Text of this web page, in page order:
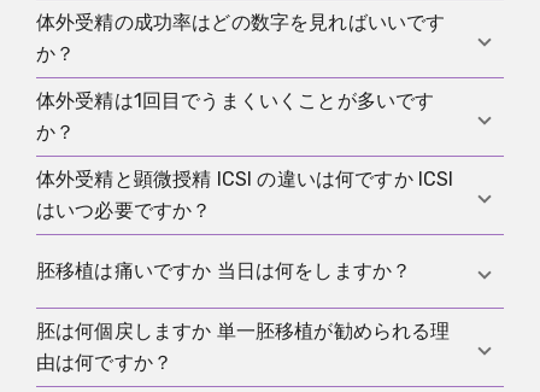
黄体補充 妊娠判定が基本です。重要なのは安全性を
確保した刺激設計と、胚移植の戦略と、次につなが
る凍結胚の運用です。
刺激開始から妊娠判定までは目安として2週間から4
週間程度で、通院が増えるのは刺激とモニタリング
の期間です。仕事を完全に休む必要があるかは職種
と通院枠次第ですが、採卵当日と翌日は余裕を確保
しておくと安心です。
体外受精の成功率はどの数字を見ればいいです
か？
妊娠反応ではなく、生児獲得を含む指標かどうか、
そして胚移植あたりか採卵あたりか開始周期あたり
かを確認してください。同じ成功率という言葉でも
定義が違うと比較できません。年齢 診断 胚の発育状
況によって個別の見込みは変わります。
体外受精は1回目でうまくいくことが多いです
か？
年齢と原因と胚の状況で大きく変わります。体外受
精は確率の治療で、1回の結果だけで全体を判断しに
どこを見直すかを計画しておくと判断が安定しま
す。
体外受精と顕微授精 ICSI の違いは何ですか ICSI
はいつ必要ですか？
体外受精は卵子と精子を同じ環境に置いて受精さ
は男性因子が強い場合や受精障害が疑われる場合に
有用です。適応がない場合に自動的に上回るとは限
胚移植は痛いですか 当日は何をしますか？
多くの場合は短時間で、麻酔なしでも行えることが
多いです。重要なのは内膜の準備とタイミングと、
胚は何個戻しますか 単一胚移植が勧められる理
由は何ですか？